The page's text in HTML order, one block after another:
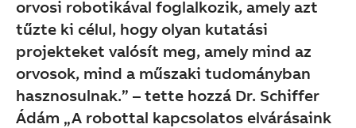
orvosi robotikával foglalkozik, amely azt
tűzte ki célul, hogy olyan kutatási
projekteket valósít meg, amely mind az
orvosok, mind a műszaki tudományban
hasznosulnak.” – tette hozzá Dr. Schiffer
Ádám „A robottal kapcsolatos elvárásaink